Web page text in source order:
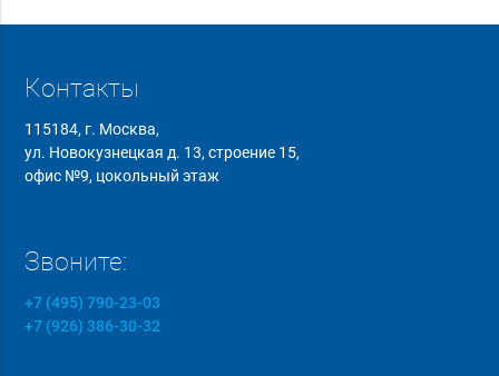
Контакты
115184, г. Москва,
ул. Новокузнецкая д. 13, строение 15,
офис №9, цокольный этаж
Звоните:
+7 (495) 790-23-03
+7 (926) 386-30-32